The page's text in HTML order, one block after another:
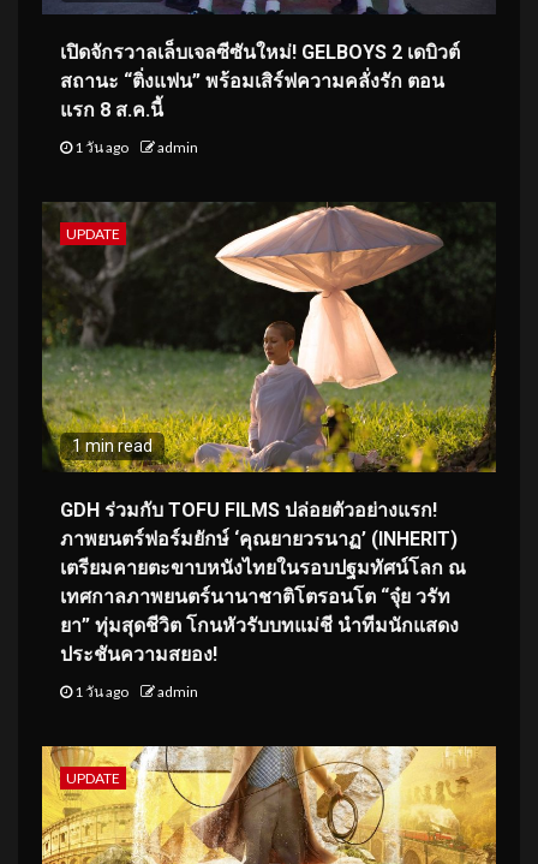
เปิดจักรวาลเล็บเจลซีซันใหม่! GELBOYS 2 เดบิวต์
สถานะ “ติ่งแฟน” พร้อมเสิร์ฟความคลั่งรัก ตอน
แรก 8 ส.ค.นี้
1 วัน ago admin
UPDATE
1 min read
GDH ร่วมกับ TOFU FILMS ปล่อยตัวอย่างแรก!
ภาพยนตร์ฟอร์มยักษ์ ‘คุณยายวรนาฏ’ (INHERIT)
เตรียมคายตะขาบหนังไทยในรอบปฐมทัศน์โลก ณ
เทศกาลภาพยนตร์นานาชาติโตรอนโต “จุ๋ย วรัท
ยา” ทุ่มสุดชีวิต โกนหัวรับบทแม่ชี นำทีมนักแสดง
ประชันความสยอง!
1 วัน ago admin
UPDATE